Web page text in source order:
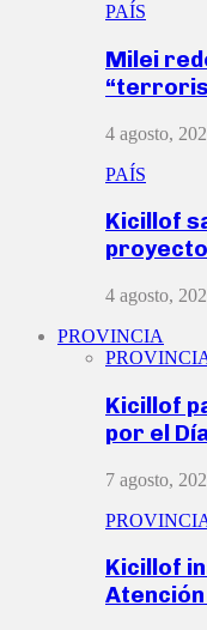
PAÍS
Milei
4 agosto,
PAÍS
Kicillof
4 agosto,
PROVINCIA
Kicillof
por el
7 agosto,
Kicillof